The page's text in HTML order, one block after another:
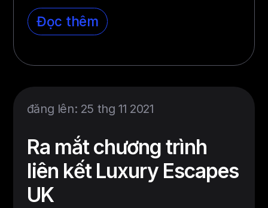
Đọc thêm
đăng lên: 25 thg 11 2021
Ra mắt chương trình
liên kết Luxury Escapes
UK